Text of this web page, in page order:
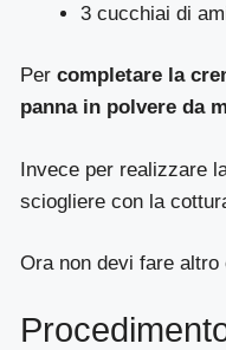
3 cucchiai di
Percompletare la
panna in polvere da
Invece per realizzare
sciogliere con la
Ora non devi fare